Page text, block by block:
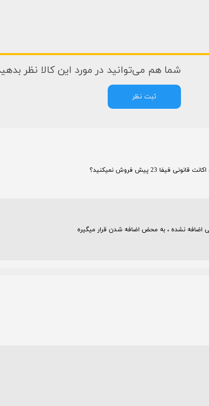
شما هم می‌توانید در مورد این کالا نظر
ثبت نظر